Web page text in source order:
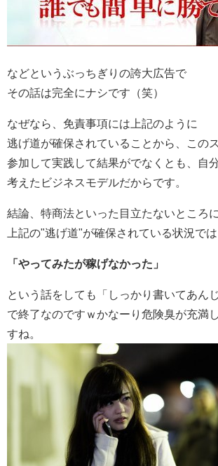
などというぶっちぎりの誇大広告で
その話は完全にナシです（笑）
なぜなら、免責事項には上記のように
逃げ道が確保されていることから、この
参加して実践して結果がでなくとも、自
考えたビジネスモデルだからです。
結論、特商法といった目立たないところに
上記の"逃げ道"が確保されている状況では
「やってみたが稼げなかった」
という話をしても「しっかり書いてあんじ
で終了なのですｗかなーり危険臭が充満
すね。